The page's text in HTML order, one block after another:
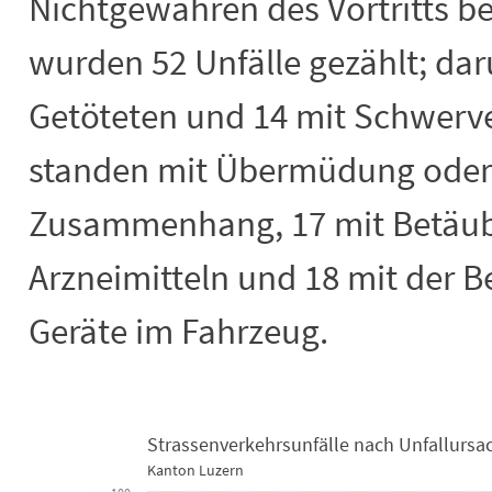
wurden 52 Unfälle gezählt;
Getöteten und 14 mit
standen mit Übermüdung
Zusammenhang, 17 mit
Arzneimitteln und 18 mit der
Geräte im Fahrzeug.
Strassenverkehrsunfälle nach
Kanton Luzern